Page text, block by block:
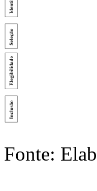
Fonte: